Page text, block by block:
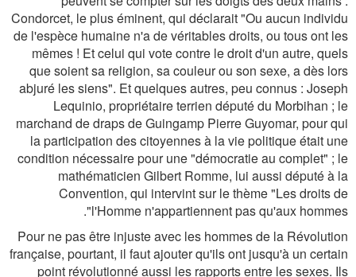
Condorcet, le plus éminent, qui déclarait "Ou aucun individu
de l'espèce humaine n'a de véritables droits, ou tous ont les
mêmes ! Et celui qui vote contre le droit d'un autre, quels
que soient sa religion, sa couleur ou son sexe, a dès lors
abjuré les siens". Et quelques autres, peu connus : Joseph
Lequinio, propriétaire terrien député du Morbihan ; le
marchand de draps de Guingamp Pierre Guyomar, pour qui
la participation des citoyennes à la vie politique était une
condition nécessaire pour une "démocratie au complet" ; le
mathématicien Gilbert Romme, lui aussi député à la
Convention, qui intervint sur le thème "Les droits de
l'Homme n'appartiennent pas qu'aux hommes".
Pour ne pas être injuste avec les hommes de la Révolution
française, pourtant, il faut ajouter qu'ils ont jusqu'à un certain
point révolutionné aussi les rapports entre les sexes. Ils